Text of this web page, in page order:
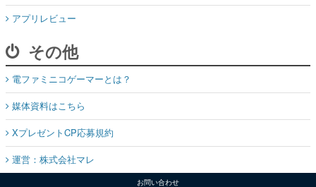
アプリレビュー
その他
電ファミニコゲーマーとは？
媒体資料はこちら
XプレゼントCP応募規約
運営：株式会社マレ
お問い合わせ